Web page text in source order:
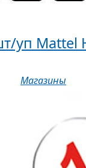
уп Mattel
Магазины